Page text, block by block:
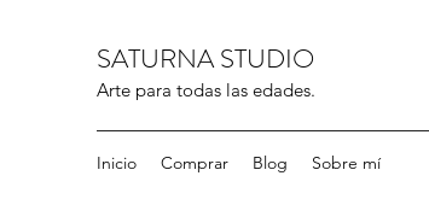
SATURNA STUDIO
Arte para todas las edades.
Inicio Comprar Blog Sobre mí